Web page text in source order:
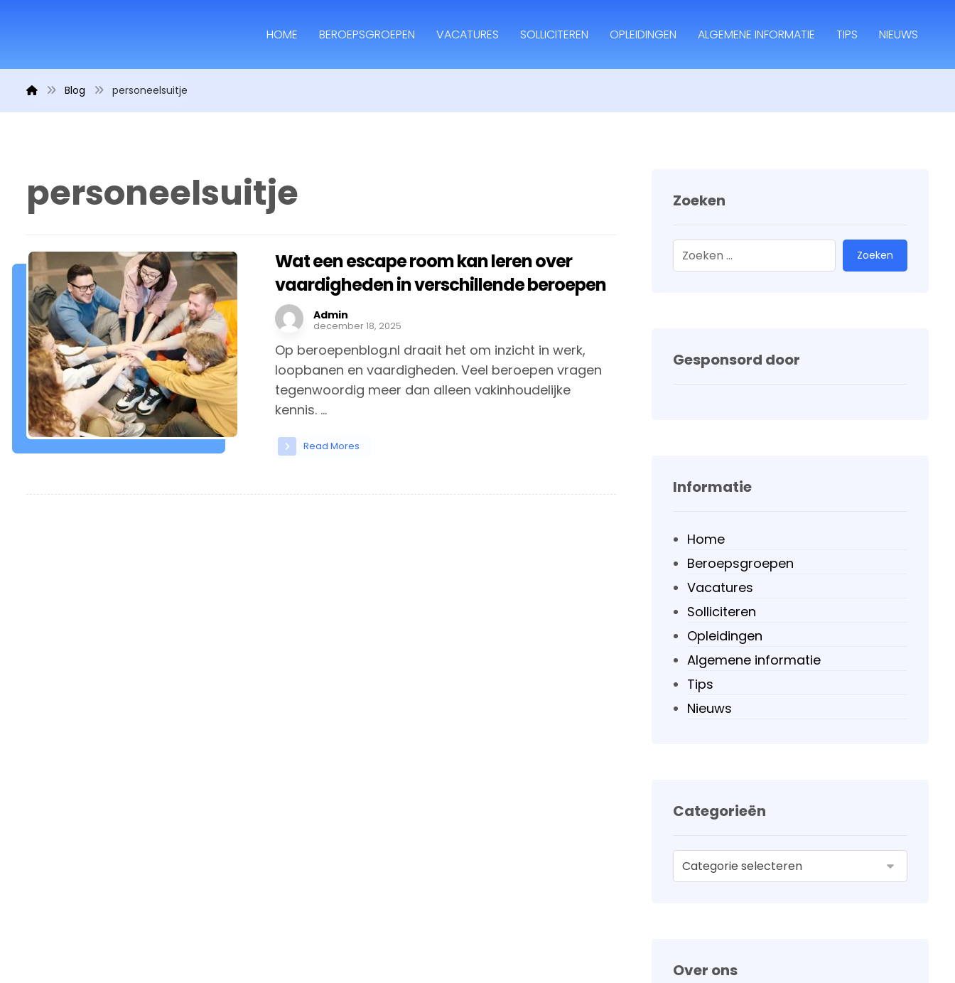
HOME BEROEPSGROEPEN VACATURES SOLLICITEREN OPLEIDINGEN ALGEMENE INFORMATIE TIPS NIEUWS
Blog personeelsuitje
personeelsuitje
Wat een escape room kan leren over
vaardigheden in verschillende beroepen
Admin
december 18, 2025
Op beroepenblog.nl draait het om inzicht in werk,
loopbanen en vaardigheden. Veel beroepen vragen
tegenwoordig meer dan alleen vakinhoudelijke
kennis. ...
Read Mores
Zoeken
Zoeken
Gesponsord door
Informatie
Home
Beroepsgroepen
Vacatures
Solliciteren
Opleidingen
Algemene informatie
Tips
Nieuws
Categorieën
Over ons